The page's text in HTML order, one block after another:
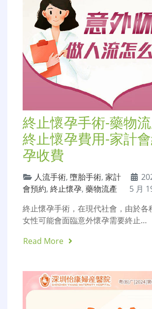
終止懷孕手術-藥物
終止懷孕費用-家計
孕收費
人流手術, 墮胎手術, 家計
會預約, 終止懷孕, 藥物流產
5 月
終止懷孕手術，在現代社會，由於各
女性可能會面臨意外懷孕需要終止…
Read More